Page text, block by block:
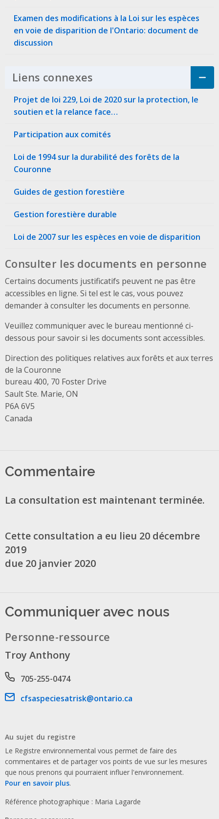
Examen des modifications à la Loi sur les espèces
en voie de disparition de l'Ontario: document de
discussion
Liens connexes Click to Expand
Projet de loi 229, Loi de 2020 sur la protection, le
soutien et la relance face…
Participation aux comités
Loi de 1994 sur la durabilité des forêts de la
Couronne
Guides de gestion forestière
Gestion forestière durable
Loi de 2007 sur les espèces en voie de disparition
Consulter les documents en personne
Certains documents justificatifs peuvent ne pas être
accessibles en ligne. Si tel est le cas, vous pouvez
demander à consulter les documents en personne.
Veuillez communiquer avec le bureau mentionné ci-
dessous pour savoir si les documents sont accessibles.
Direction des politiques relatives aux forêts et aux terres
de la Couronne
Address
bureau 400, 70 Foster Drive
Sault Ste. Marie, ON
P6A 6V5
Canada
Commentaire
La consultation est maintenant terminée.
Cette consultation a eu lieu 20 décembre
2019
due 20 janvier 2020
Communiquer avec nous
Personne-ressource
Troy Anthony
Phone number
705-255-0474
Email address
cfsaspeciesatrisk@ontario.ca
Au sujet du registre
Le Registre environnemental vous permet de faire des
commentaires et de partager vos points de vue sur les mesures
que nous prenons qui pourraient influer l'environnement.
Pour en savoir plus.
Référence photographique : Maria Lagarde